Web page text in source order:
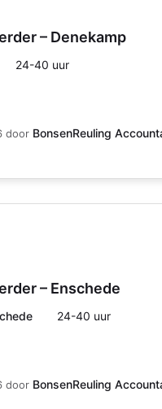
– Denekamp
24-40 uur
door BonsenReuling
– Enschede
24-40 uur
door BonsenReuling